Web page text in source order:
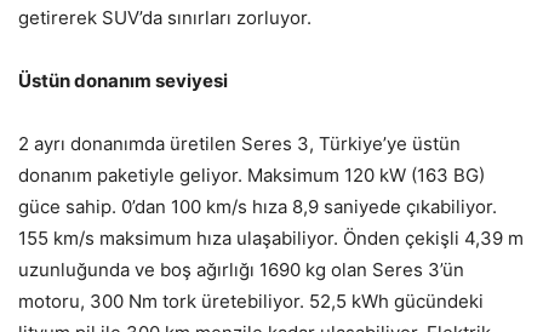
getirerek SUV’da sınırları zorluyor.
Üstün donanım seviyesi
2 ayrı donanımda üretilen Seres 3, Türkiye’ye üstün
donanım paketiyle geliyor. Maksimum 120 kW (163 BG)
güce sahip. 0’dan 100 km/s hıza 8,9 saniyede çıkabiliyor.
155 km/s maksimum hıza ulaşabiliyor. Önden çekişli 4,39 m
uzunluğunda ve boş ağırlığı 1690 kg olan Seres 3’ün
motoru, 300 Nm tork üretebiliyor. 52,5 kWh gücündeki